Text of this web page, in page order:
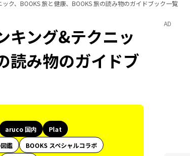
ク、BOOKS 旅と健康、BOOKS 旅の読み物のガイドブック一覧
ング&テクニッ
読み物のガイドブ
aruco 国内
Plat
鑑
BOOKS スペシャルコラボ
AD